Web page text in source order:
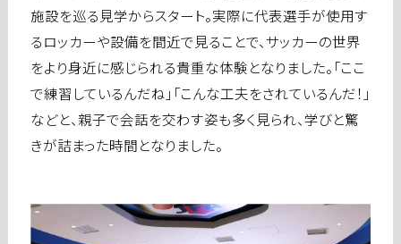
施設を巡る見学からスタート。実際に代表選手が使用す
るロッカーや設備を間近で見ることで、サッカーの世界
をより身近に感じられる貴重な体験となりました。「ここ
で練習しているんだね」「こんな工夫をされているんだ！」
などと、親子で会話を交わす姿も多く見られ、学びと驚
きが詰まった時間となりました。